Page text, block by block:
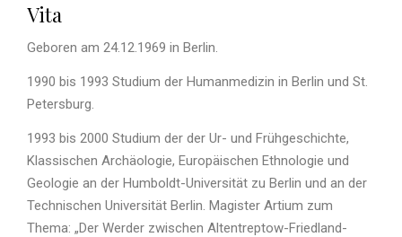
Vita
Geboren am 24.12.1969 in Berlin.
1990 bis 1993 Studium der Humanmedizin in Berlin und St.
Petersburg.
1993 bis 2000 Studium der der Ur- und Frühgeschichte,
Klassischen Archäologie, Europäischen Ethnologie und
Geologie an der Humboldt-Universität zu Berlin und an der
Technischen Universität Berlin. Magister Artium zum
Thema: „Der Werder zwischen Altentreptow-Friedland-